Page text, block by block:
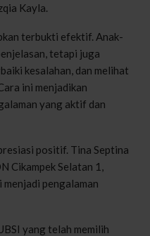
Kayla.
terbukti efektif. Anak-
tetapi juga
kesalahan, dan melihat
ini menjadikan
yang aktif dan
positif. Tina Septina
Cikampek Selatan 1,
pengalaman
yang telah memilih